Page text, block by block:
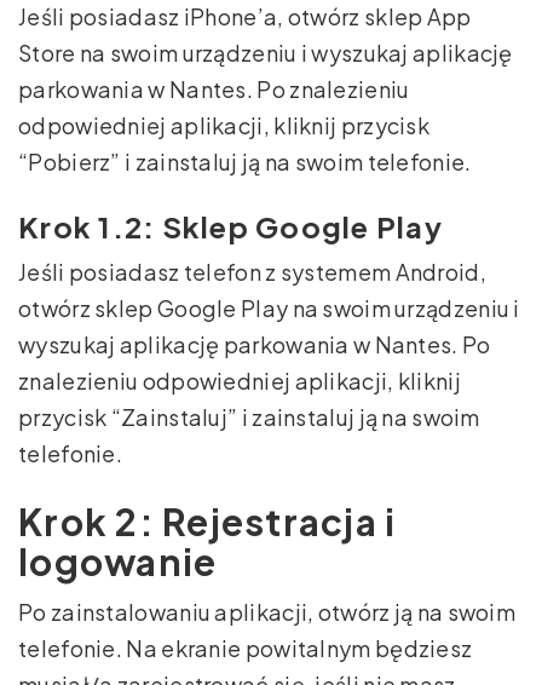
Jeśli posiadasz iPhone’a, otwórz sklep App
Store na swoim urządzeniu i wyszukaj aplikację
parkowania w Nantes. Po znalezieniu
odpowiedniej aplikacji, kliknij przycisk
“Pobierz” i zainstaluj ją na swoim telefonie.
Krok 1.2: Sklep Google Play
Jeśli posiadasz telefon z systemem Android,
otwórz sklep Google Play na swoim urządzeniu i
wyszukaj aplikację parkowania w Nantes. Po
znalezieniu odpowiedniej aplikacji, kliknij
przycisk “Zainstaluj” i zainstaluj ją na swoim
telefonie.
Krok 2: Rejestracja i
logowanie
Po zainstalowaniu aplikacji, otwórz ją na swoim
telefonie. Na ekranie powitalnym będziesz